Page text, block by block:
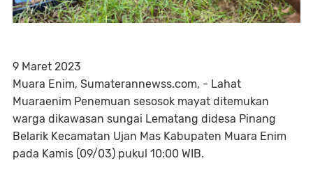
9 Maret 2023
Muara Enim, Sumaterannewss.com, - Lahat
Muaraenim Penemuan sesosok mayat ditemukan
warga dikawasan sungai Lematang didesa Pinang
Belarik Kecamatan Ujan Mas Kabupaten Muara Enim
pada Kamis (09/03) pukul 10:00 WIB.